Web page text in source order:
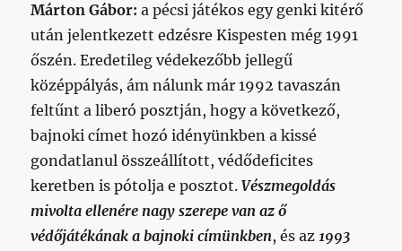
Márton Gábor: a pécsi játékos egy genki kitérő
után jelentkezett edzésre Kispesten még 1991
őszén. Eredetileg védekezőbb jellegű
középpályás, ám nálunk már 1992 tavaszán
feltűnt a liberó posztján, hogy a következő,
bajnoki címet hozó idényünkben a kissé
gondatlanul összeállított, védődeficites
keretben is pótolja e posztot.Vészmegoldás
mivolta ellenére nagy szerepe van az ő
védőjátékának a bajnoki címünkben, és az1993